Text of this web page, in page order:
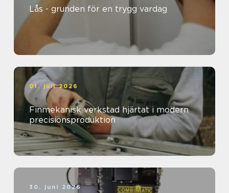
Lås - grunden för en trygg vardag
01. juli 2026
Finmekanisk verkstad hjärtat i modern
precisionsproduktion
30. juni 2026